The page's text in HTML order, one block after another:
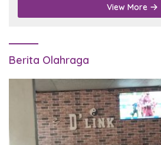
View More
Berita Olahraga